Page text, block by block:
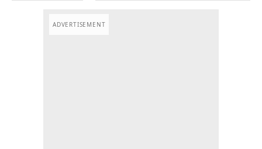
ADVERTISEMENT